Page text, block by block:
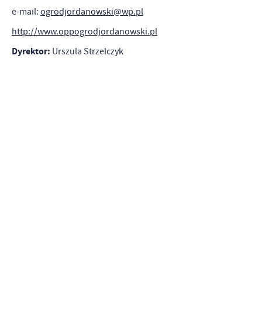
e-mail: ogrodjordanowski@wp.pl
http://www.oppogrodjordanowski.pl
Dyrektor: Urszula Strzelczyk